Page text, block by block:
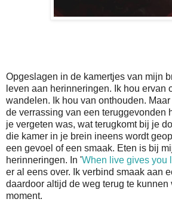
Opgeslagen in de kamertjes van mijn
leven aan herinneringen. Ik hou ervan
wandelen. Ik hou van onthouden.
de verrassing van een teruggevonden
je vergeten was, wat terugkomt bij je
die kamer in je brein ineens wordt
een gevoel of een smaak. Eten is bij
herinneringen. In 'When live gives you
er al eens over. Ik verbind smaak aan
daardoor altijd de weg terug te kunnen
moment.